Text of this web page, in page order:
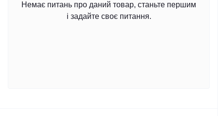
Немає питань про даний товар, станьте першим
і задайте своє питання.